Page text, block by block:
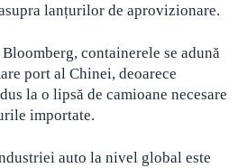
lanțurilor de aprovizionare.
containerele se adună
port al Chinei, deoarece
la o lipsă de camioane necesare
importate.
auto la nivel global este